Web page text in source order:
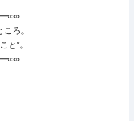
ろ。
と”。